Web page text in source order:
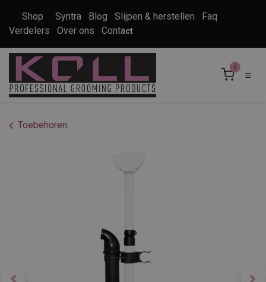
Shop Syntra Blog Slijpen & herstellen
Faq
Verdelers
Over ons Contact
0
Toebehoren